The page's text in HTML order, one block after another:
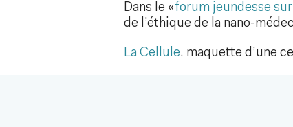
Dans le «forum jeundesse
de l’éthique de la nano-
La Cellule, maquette d’une